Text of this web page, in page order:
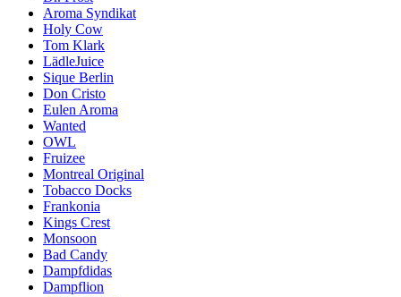
Aroma Syndikat
Holy Cow
Tom Klark
LädleJuice
Sique Berlin
Don Cristo
Eulen Aroma
Wanted
OWL
Fruizee
Montreal Original
Tobacco Docks
Frankonia
Kings Crest
Monsoon
Bad Candy
Dampfdidas
Dampflion